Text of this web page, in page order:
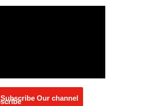
Subscribe Our channel